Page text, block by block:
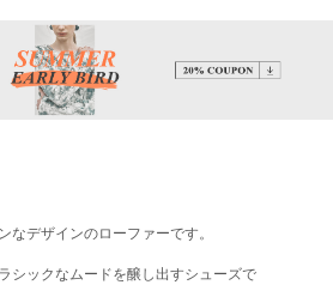
なデザインのローファーです。
シックなムードを醸し出すシューズで